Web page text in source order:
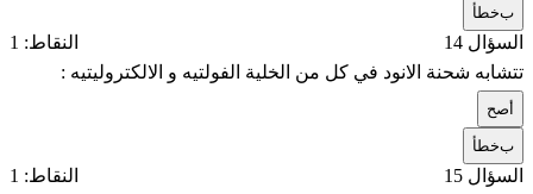
بخطأ
السؤال 14
النقاط: 1
تتشابه شحنة الانود في كل من الخلية الفولتيه و الالكتروليتيه :
صح
بخطأ
السؤال 15
النقاط: 1